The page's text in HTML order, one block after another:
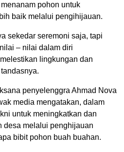
pohon untuk
baik melalui pengihijauan.
sekedar seremoni saja, tapi
– nilai dalam diri
lingkungan dan
penyelenggra Ahmad Nova
media mengatakan, dalam
untuk meningkatkan dan
desa melalui penghijauan
bibit pohon buah buahan.